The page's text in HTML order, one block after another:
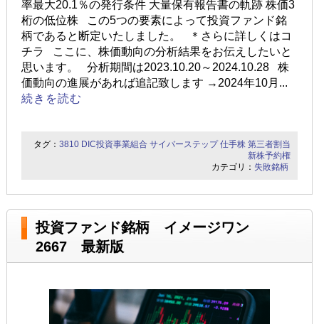
率最大20.1％の発行条件 大量保有報告書の軌跡 株価3
桁の低位株 この5つの要素によって投資ファンド銘
柄であると断定いたしました。 ＊さらに詳しくはコ
チラ ここに、株価動向の分析結果をお伝えしたいと
思います。 分析期間は2023.10.20～2024.10.28 株
価動向の進展があれば追記致します →2024年10月...
続きを読む
タグ：3810 DIC投資事業組合 サイバーステップ 仕手株 第三者割当
新株予約権
カテゴリ： 失敗銘柄
投資ファンド銘柄 イメージワン
2667 最新版